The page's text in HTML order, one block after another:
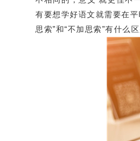
有要想学好语文就需要在
思索”和“不加思索”有什么